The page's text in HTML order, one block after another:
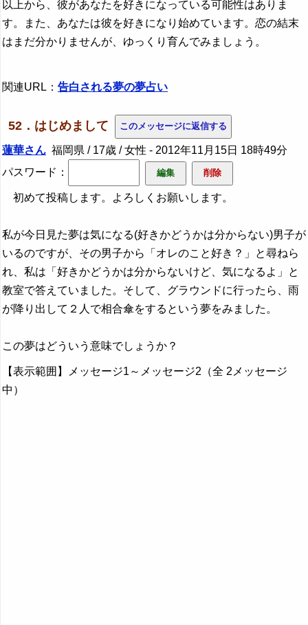
以上から、彼があなたを好きになっている可能性はありま
す。また、あなたは彼を好きになり始めています。恋の結末
はまだ分かりませんが、ゆっくり育んでみましょう。
関連URL： 告白される夢の夢占い
52．はじめまして
蓮華さん 福岡県 / 17歳 / 女性 - 2012年11月15日 18時49分
パスワード：
初めて投稿します。よろしくお願いします。
私が今日見た夢は気になる(好きかどうかは分からない)男子が
いるのですが、その男子から「オレのこと好き？」と尋ねら
れ、私は「好きかどうかは分からないけど、気になるよ」と
教室で答えていました。そして、グラウンドに行ったら、雨
が降り出して２人で相合傘をするという夢をみました。
この夢はどういう意味でしょうか？
【表示範囲】メッセージ1～メッセージ2（全 2メッセージ
中）